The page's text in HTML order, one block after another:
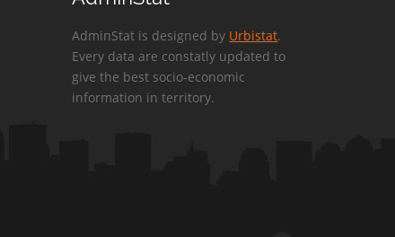
AdminStat is designed by Urbistat.
Every data are constatly updated to
give the best socio-economic
information in territory.